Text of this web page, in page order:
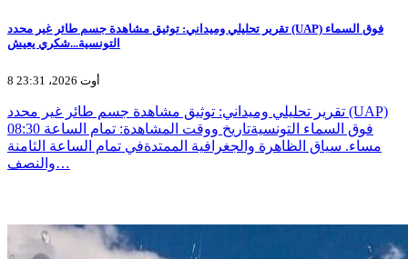
تقرير تحليلي وميداني: توثيق مشاهدة جسم طائر غير محدد (UAP) فوق السماء
التونسية...شكري يعيش
8 أوت 2026، 23:31
تقرير تحليلي وميداني: توثيق مشاهدة جسم طائر غير محدد (UAP)
فوق السماء التونسيةتاريخ ووقت المشاهدة: تمام الساعة 08:30
مساء. سياق الظاهرة والجغرافية الممتدةفي تمام الساعة الثامنة
والنصف…